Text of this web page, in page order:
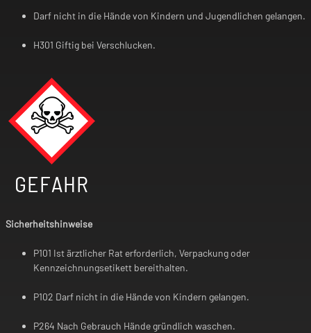
Darf nicht in die Hände von Kindern und Jugendlichen gelangen.
H301 Giftig bei Verschlucken.
GEFAHR
Sicherheitshinweise
P101 Ist ärztlicher Rat erforderlich, Verpackung oder
Kennzeichnungsetikett bereithalten.
P102 Darf nicht in die Hände von Kindern gelangen.
P264 Nach Gebrauch Hände gründlich waschen.